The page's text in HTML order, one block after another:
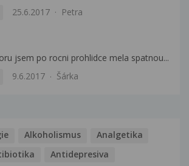
25.6.2017 Petra
jsem po rocni prohlidce mela spatnou...
9.6.2017 Šárka
Alkoholismus
Analgetika
Antidepresiva